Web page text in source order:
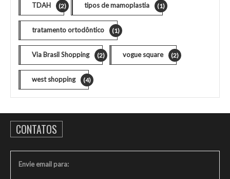
TDAH (2) tipos de mamoplastia (1)
tratamento ortodôntico (1)
Via Brasil Shopping (2) vogue square (2)
west shopping (4)
CONTATOS
Envie email para: